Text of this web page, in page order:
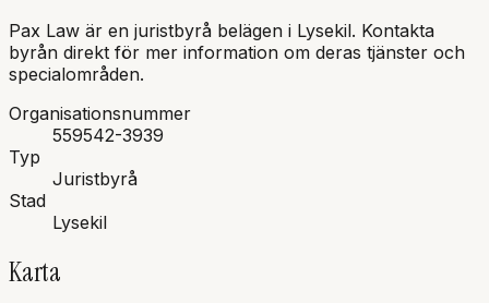
Pax Law är en juristbyrå belägen i Lysekil. Kontakta
byrån direkt för mer information om deras tjänster och
specialområden.
Organisationsnummer
559542-3939
Typ
Juristbyrå
Stad
Lysekil
Karta